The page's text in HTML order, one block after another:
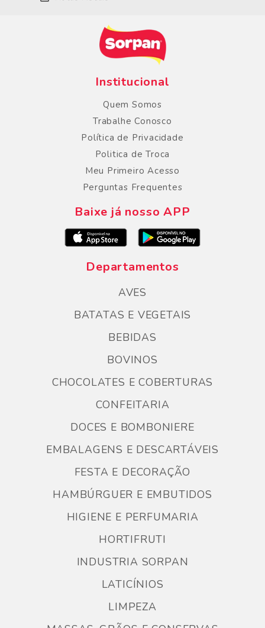
Institucional
Quem Somos
Trabalhe Conosco
Política de Privacidade
Politica de Troca
Meu Primeiro Acesso
Perguntas Frequentes
Baixe já nosso APP
Departamentos
AVES
BATATAS E VEGETAIS
BEBIDAS
BOVINOS
CHOCOLATES E COBERTURAS
CONFEITARIA
DOCES E BOMBONIERE
EMBALAGENS E DESCARTÁVEIS
FESTA E DECORAÇÃO
HAMBÚRGUER E EMBUTIDOS
HIGIENE E PERFUMARIA
HORTIFRUTI
INDUSTRIA SORPAN
LATICÍNIOS
LIMPEZA